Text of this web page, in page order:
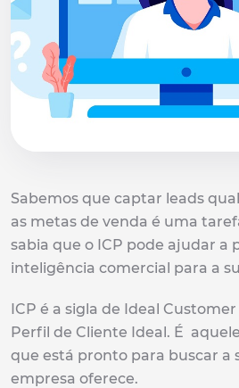
Sabemos que captar leads
as metas de venda é uma
sabia que o ICP pode ajudar a
inteligência comercial para a
ICP é a sigla de Ideal
Perfil de Cliente Ideal. É
que está pronto para buscar a
empresa oferece.